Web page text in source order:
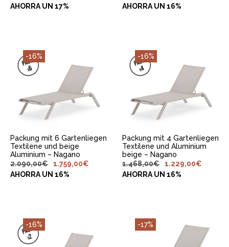
AHORRA UN 17%
AHORRA UN 16%
-16%
IN DEN
WARENKORB
LEGEN
Packung mit 6 Gartenliegen
Textilene und beige
Aluminium – Nagano
2.090,00€ 1.759,00€
AHORRA UN 16%
-16%
IN DEN
WARENKORB
LEGEN
Packung mit 4 Gartenliegen
Textilene und Aluminium
beige – Nagano
1.468,00€ 1.229,00€
AHORRA UN 16%
-16%
IN DEN
-17%
IN DEN